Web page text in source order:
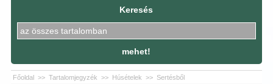
Keresés
mehet!
Főoldal >> Tartalomjegyzék >> Húsételek >> Sertésből